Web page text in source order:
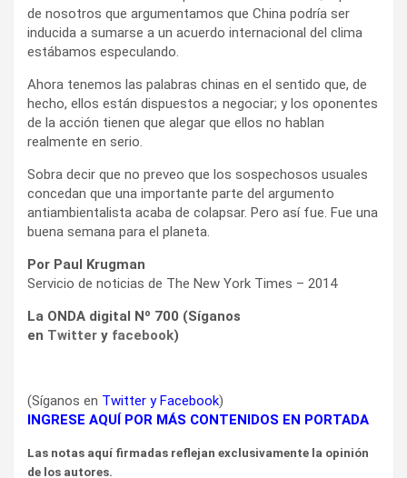
de nosotros que argumentamos que China podría ser
inducida a sumarse a un acuerdo internacional del clima
estábamos especulando.
Ahora tenemos las palabras chinas en el sentido que, de
hecho, ellos están dispuestos a negociar; y los oponentes
de la acción tienen que alegar que ellos no hablan
realmente en serio.
Sobra decir que no preveo que los sospechosos usuales
concedan que una importante parte del argumento
antiambientalista acaba de colapsar. Pero así fue. Fue una
buena semana para el planeta.
Por Paul Krugman
Servicio de noticias de The New York Times – 2014
La ONDA digital Nº 700 (Síganos
en Twitter y facebook)
(Síganos en Twitter yFacebook)
INGRESE AQUÍ POR MÁS CONTENIDOS EN PORTADA
Las notas aquí firmadas reflejan exclusivamente la opinión
de los autores.